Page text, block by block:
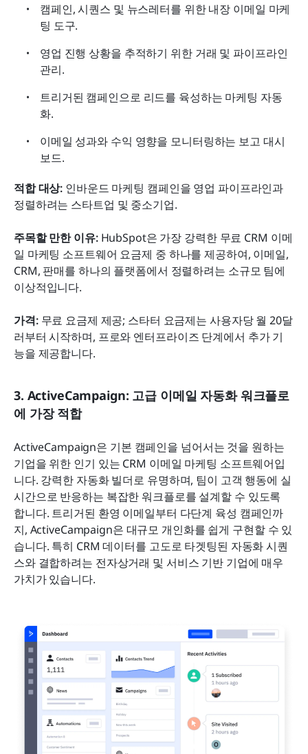
캠페인, 시퀀스 및 뉴스레터를 위한 내장 이메일 마케
팅 도구.
영업 진행 상황을 추적하기 위한 거래 및 파이프라인
관리.
트리거된 캠페인으로 리드를 육성하는 마케팅 자동
화.
이메일 성과와 수익 영향을 모니터링하는 보고 대시
보드.
적합 대상: 인바운드 마케팅 캠페인을 영업 파이프라인과
정렬하려는 스타트업 및 중소기업.
주목할 만한 이유: HubSpot은 가장 강력한 무료 CRM 이메
일 마케팅 소프트웨어 요금제 중 하나를 제공하여, 이메일,
CRM, 판매를 하나의 플랫폼에서 정렬하려는 소규모 팀에
이상적입니다.
가격: 무료 요금제 제공; 스타터 요금제는 사용자당 월 20달
러부터 시작하며, 프로와 엔터프라이즈 단계에서 추가 기
능을 제공합니다.
3. ActiveCampaign: 고급 이메일 자동화 워크플로
에 가장 적합
ActiveCampaign은 기본 캠페인을 넘어서는 것을 원하는
기업을 위한 인기 있는 CRM 이메일 마케팅 소프트웨어입
니다. 강력한 자동화 빌더로 유명하며, 팀이 고객 행동에 실
시간으로 반응하는 복잡한 워크플로를 설계할 수 있도록
합니다. 트리거된 환영 이메일부터 다단계 육성 캠페인까
지, ActiveCampaign은 대규모 개인화를 쉽게 구현할 수 있
습니다. 특히 CRM 데이터를 고도로 타겟팅된 자동화 시퀀
스와 결합하려는 전자상거래 및 서비스 기반 기업에 매우
가치가 있습니다.